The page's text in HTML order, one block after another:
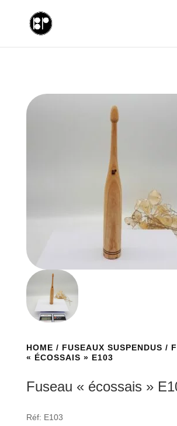
HOME / FUSEAUX SUSPENDUS /
« ÉCOSSAIS » E103
Fuseau « écossais »
Réf: E103